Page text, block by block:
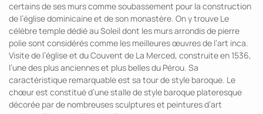
certains de ses murs comme soubassement pour la construction
de l’église dominicaine et de son monastère. On y trouve Le
célèbre temple dédié au Soleil dont les murs arrondis de pierre
polie sont considérés comme les meilleures œuvres de l’art inca.
Visite de l’église et du Couvent de La Merced, construite en 1536,
l’une des plus anciennes et plus belles du Pérou. Sa
caractéristique remarquable est sa tour de style baroque. Le
chœur est constitué d’une stalle de style baroque plateresque
décorée par de nombreuses sculptures et peintures d’art